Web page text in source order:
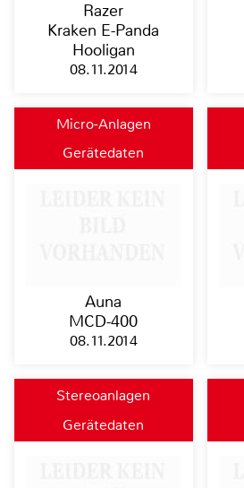
Razer
Kraken E-Panda
Hooligan
08.11.2014
Micro-Anlagen
Gerätedaten
Auna
MCD-400
08.11.2014
Stereoanlagen
Gerätedaten